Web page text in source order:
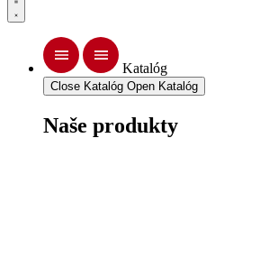
Katalóg
Close Katalóg Open Katalóg
Naše produkty